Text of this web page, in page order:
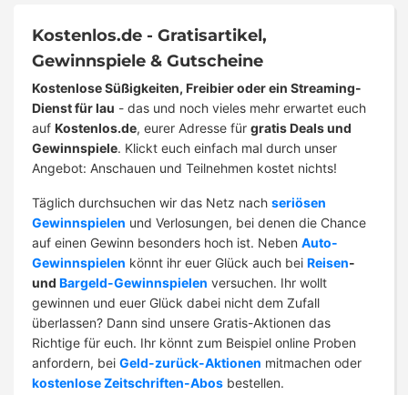
Kostenlos.de - Gratisartikel,
Gewinnspiele & Gutscheine
Kostenlose Süßigkeiten, Freibier oder ein Streaming-
Dienst für lau - das und noch vieles mehr erwartet euch
auf Kostenlos.de, eurer Adresse für gratis Deals und
Gewinnspiele. Klickt euch einfach mal durch unser
Angebot: Anschauen und Teilnehmen kostet nichts!
Täglich durchsuchen wir das Netz nach seriösen
Gewinnspielen und Verlosungen, bei denen die Chance
auf einen Gewinn besonders hoch ist. Neben Auto-
Gewinnspielen könnt ihr euer Glück auch bei Reisen-
und Bargeld-Gewinnspielen versuchen. Ihr wollt
gewinnen und euer Glück dabei nicht dem Zufall
überlassen? Dann sind unsere Gratis-Aktionen das
Richtige für euch. Ihr könnt zum Beispiel online Proben
anfordern, bei Geld-zurück-Aktionen mitmachen oder
kostenlose Zeitschriften-Abos bestellen.